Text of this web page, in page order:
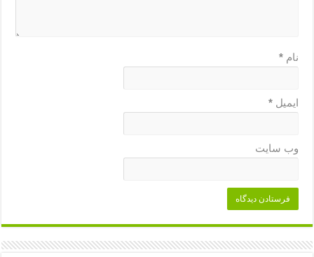
نام*
ایمیل*
وب‌ سایت